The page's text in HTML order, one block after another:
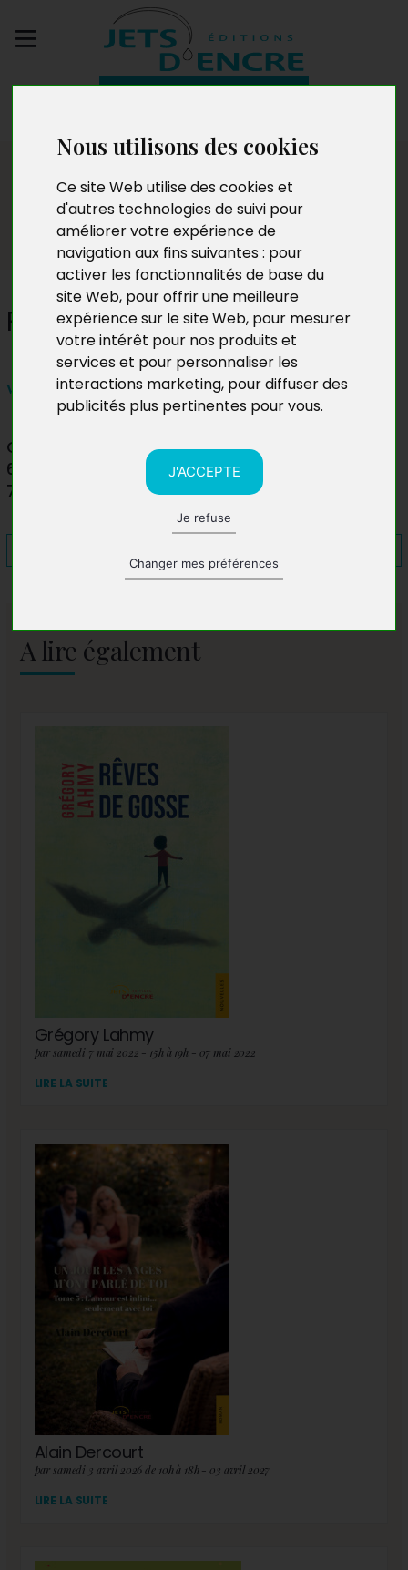
Nous utilisons des cookies
Ce site Web utilise des cookies et
d'autres technologies de suivi pour
améliorer votre expérience de
navigation aux fins suivantes : pour
activer les fonctionnalités de base du
site Web, pour offrir une meilleure
expérience sur le site Web, pour mesurer
votre intérêt pour nos produits et
services et pour personnaliser les
interactions marketing, pour diffuser des
publicités plus pertinentes pour vous.
J'ACCEPTE
Je refuse
Changer mes préférences
Dédicaces
Philippe Jarzaguet
vendredi 25 au samedi 26 avril 2025 de 10h à 18h
Cultura Ville la Grand
6 Rue de Montréal
74100 Annemasse
A lire également
Grégory Lahmy
par samedi 7 mai 2022 - 15h à 19h - 07 mai 2022
LIRE LA SUITE
Alain Dercourt
par samedi 3 avril 2026 de 10h à 18h - 03 avril 2027
LIRE LA SUITE